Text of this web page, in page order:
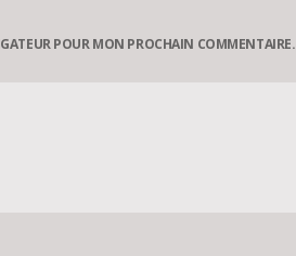
POUR MON PROCHAIN COMMENTAIRE.